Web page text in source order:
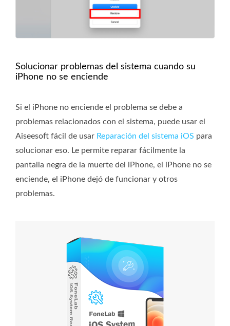
Solucionar problemas del sistema cuando su
iPhone no se enciende
Si el iPhone no enciende el problema se debe a
problemas relacionados con el sistema, puede usar el
Aiseesoft fácil de usar Reparación del sistema iOS para
solucionar eso. Le permite reparar fácilmente la
pantalla negra de la muerte del iPhone, el iPhone no se
enciende, el iPhone dejó de funcionar y otros
problemas.